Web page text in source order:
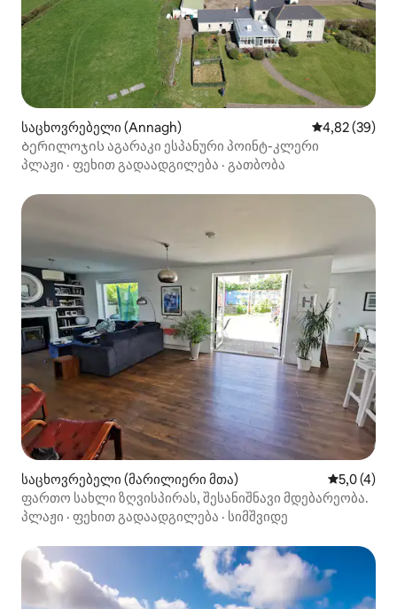
საცხოვრებელი (Annagh) საშუალო
4,82 (39)
Ბერილოჯის აგარაკი ესპანური პოინტ-კლერი
პლაჟი · ფეხით გადაადგილება · გათბობა
საცხოვრებელი (მარილიერი მთა) საშუალო
5,0 (4)
ფართო სახლი ზღვისპირას, შესანიშნავი მდებარეობა.
პლაჟი · ფეხით გადაადგილება · სიმშვიდე